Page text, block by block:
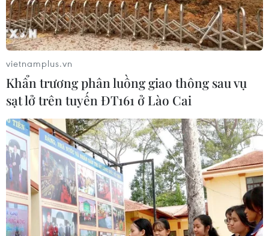
Thị trường chứng khoán khó có cơ hội bứt
phá trong tuần tới
22/04/2023 03:29
Tâm lý thận trọng bao trùm, nhà đầu tư hạn chế giao
dịch và sử dụng đòn bẩy ở thời điểm hiện tại. Trong bối
cảnh đó, các chuyên gia cho rằng thị trường khó có cơ
hội bứt phá trong tuần tới.
vietnamplus.vn
Khẩn trương phân luồng giao thông sau vụ
sạt lở trên tuyến ĐT161 ở Lào Cai